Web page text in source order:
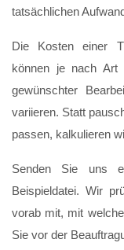
tatsächlichen
Die Kosten einer
können je nach Art
gewünschter
variieren. Statt
passen, kalkulieren
Senden Sie uns
Beispieldatei. Wir
vorab mit, mit
Sie vor der